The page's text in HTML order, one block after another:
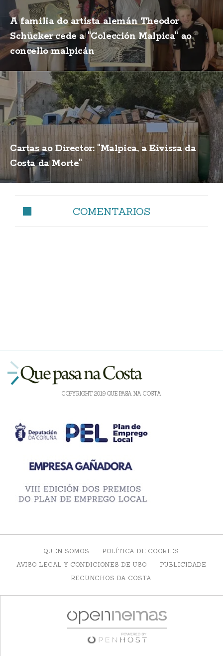
A familia do artista alemán Theodor
Schücker cede a "Colección Malpica" ao
concello malpicán
Cartas ao Director: "Malpica, a Eivissa da
Costa da Morte"
COMENTARIOS
COPYRIGHT 2019 QUE PASA NA COSTA
QUEN SOMOS
POLÍTICA DE COOKIES
AVISO LEGAL Y CONDICIONES DE USO
PUBLICIDADE
RECUNCHOS DA COSTA